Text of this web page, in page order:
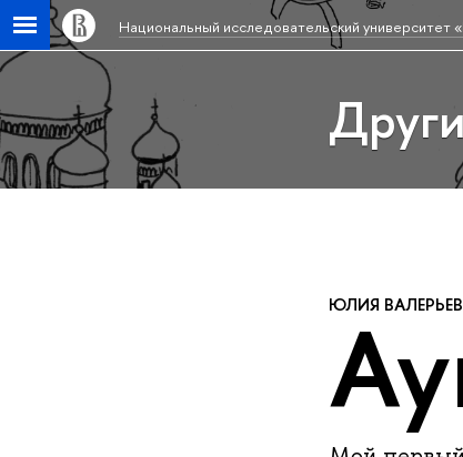
Национальный исследовательский университет
ЮЛИЯ